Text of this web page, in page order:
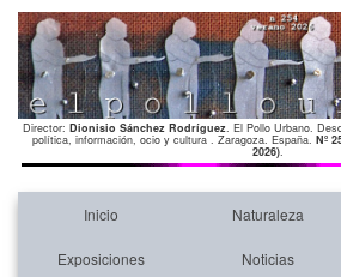
Director: Dionisio Sánchez Rodríguez. El Pollo Urbano.
política, información, ocio y cultura . Zaragoza. España. Nº
2026).
Inicio Naturaleza
Exposiciones Noticias